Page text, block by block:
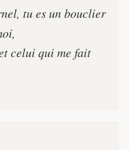
tu es un bouclier
celui qui me fait